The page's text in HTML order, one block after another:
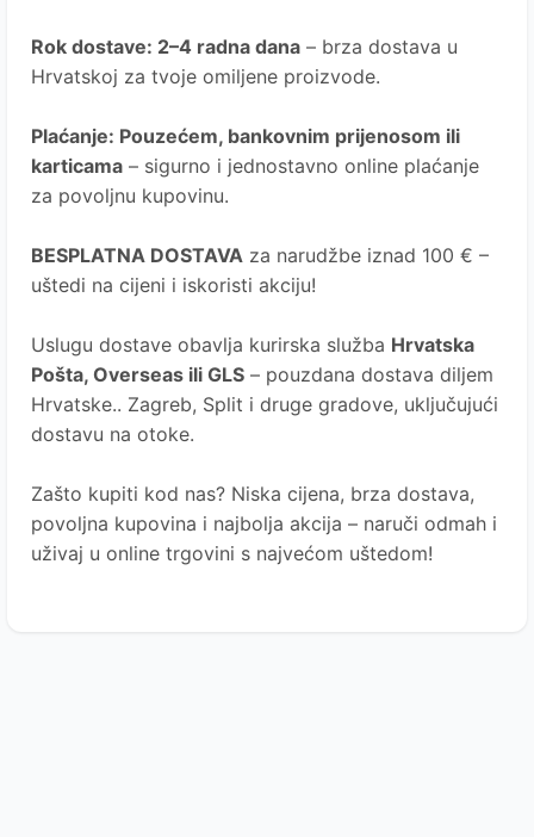
Rok dostave: 2–4 radna dana – brza dostava u
Hrvatskoj za tvoje omiljene proizvode.
Plaćanje: Pouzećem, bankovnim prijenosom ili
karticama – sigurno i jednostavno online plaćanje
za povoljnu kupovinu.
BESPLATNA DOSTAVA za narudžbe iznad 100 € –
uštedi na cijeni i iskoristi akciju!
Uslugu dostave obavlja kurirska služba Hrvatska
Pošta, Overseas ili GLS – pouzdana dostava diljem
Hrvatske.. Zagreb, Split i druge gradove, uključujući
dostavu na otoke.
Zašto kupiti kod nas? Niska cijena, brza dostava,
povoljna kupovina i najbolja akcija – naruči odmah i
uživaj u online trgovini s najvećom uštedom!